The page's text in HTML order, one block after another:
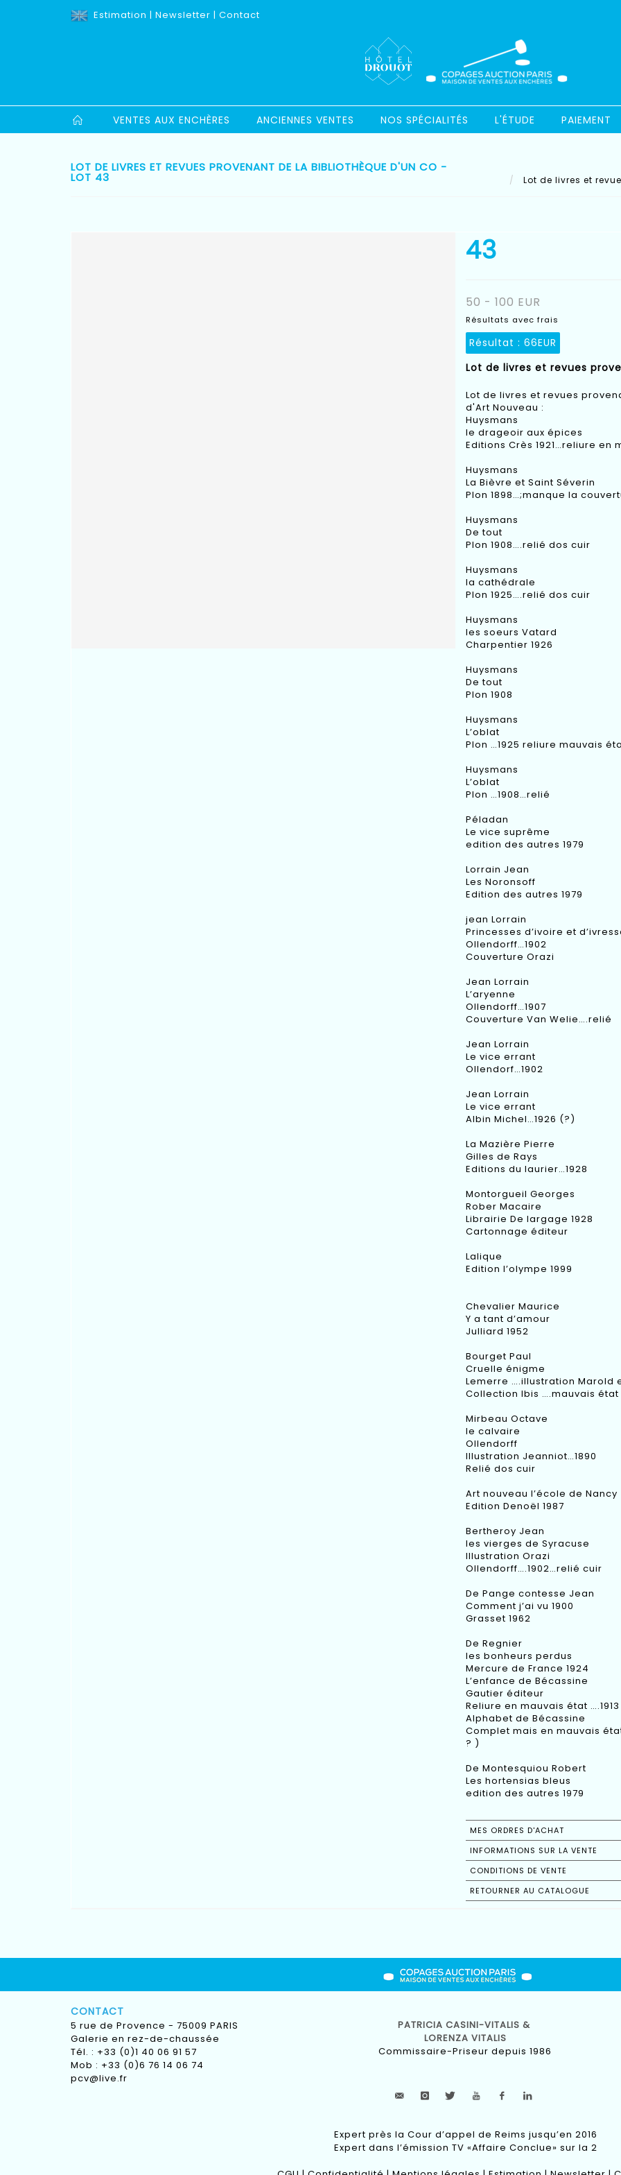
Estimation | Newsletter | Contact
VENTES AUX ENCHÈRES ANCIENNES VENTES NOS SPÉCIALITÉS L'ÉTUDE PAIEMENT
LOT DE LIVRES ET REVUES PROVENANT DE LA BIBLIOTHÈQUE D'UN CO -
LOT 43
Lot de livres et
43
50 - 100 EUR
Résultats avec frais
Résultat : 66EUR
Lot de livres et revues
Lot de livres et revues
d'Art Nouveau :
Huysmans
le drageoir aux épices
Editions Crès 1921…reliure en
Huysmans
La Bièvre et Saint Séverin
Plon 1898…;manque la
Huysmans
De tout
Plon 1908….relié dos cuir
Huysmans
la cathédrale
Plon 1925….relié dos cuir
Huysmans
les soeurs Vatard
Charpentier 1926
Huysmans
De tout
Plon 1908
Huysmans
L’oblat
Plon …1925 reliure mauvais
Huysmans
L’oblat
Plon …1908…relié
Péladan
Le vice suprême
edition des autres 1979
Lorrain Jean
Les Noronsoff
Edition des autres 1979
jean Lorrain
Princesses d’ivoire et
Ollendorff…1902
Couverture Orazi
Jean Lorrain
L’aryenne
Ollendorff…1907
Couverture Van Welie….relié
Jean Lorrain
Le vice errant
Ollendorf…1902
Jean Lorrain
Le vice errant
Albin Michel…1926 (?)
La Mazière Pierre
Gilles de Rays
Editions du laurier…1928
Montorgueil Georges
Rober Macaire
Librairie De largage 1928
Cartonnage éditeur
Lalique
Edition l’olympe 1999
Chevalier Maurice
Y a tant d’amour
Julliard 1952
Bourget Paul
Cruelle énigme
Lemerre ….illustration Marold
Collection Ibis ….mauvais état
Mirbeau Octave
le calvaire
Ollendorff
Illustration Jeanniot…1890
Relié dos cuir
Art nouveau l’école de Nancy
Edition Denoël 1987
Bertheroy Jean
les vierges de Syracuse
Illustration Orazi
Ollendorff….1902…relié cuir
De Pange contesse Jean
Comment j’ai vu 1900
Grasset 1962
De Regnier
les bonheurs perdus
Mercure de France 1924
L’enfance de Bécassine
Gautier éditeur
Reliure en mauvais état ….1913
Alphabet de Bécassine
Complet mais en mauvais
? )
De Montesquiou Robert
Les hortensias bleus
edition des autres 1979
MES ORDRES D'ACHAT
INFORMATIONS SUR LA VENTE
CONDITIONS DE VENTE
RETOURNER AU CATALOGUE
CONTACT
5 rue de Provence - 75009 PARIS
Galerie en rez-de-chaussée
Tél. : +33 (0)1 40 06 91 57
Mob : +33 (0)6 76 14 06 74
pcv@live.fr
PATRICIA CASINI-VITALIS &
LORENZA VITALIS
Commissaire-Priseur depuis 1986
Expert près la Cour d’appel de Reims jusqu’en 2016
Expert dans l’émission TV «Affaire Conclue» sur la 2